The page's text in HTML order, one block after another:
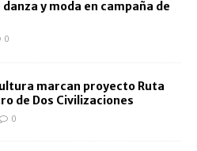
danza y moda en campaña de
0
marcan proyecto Ruta
de Dos Civilizaciones
0